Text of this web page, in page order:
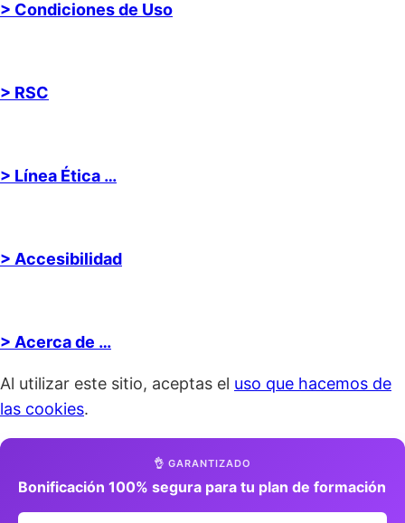
> Condiciones de Uso
> RSC
> Línea Ética …
> Accesibilidad
> Acerca de …
Al utilizar este sitio, aceptas el uso que hacemos de
las cookies.
👌 GARANTIZADO
Bonificación 100% segura para tu plan de formación